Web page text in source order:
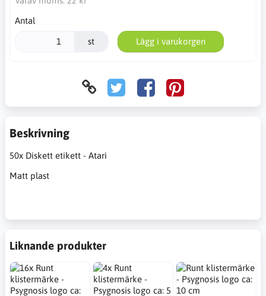
Antal
st Lägg i varukorgen
Beskrivning
50x Diskett etikett - Atari
Matt plast
Liknande produkter